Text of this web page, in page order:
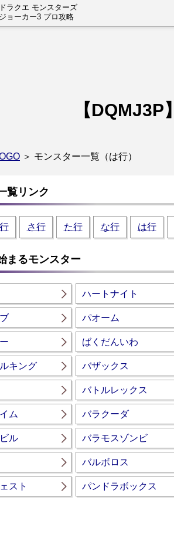
ドラクエ モンスターズ
ジョーカー3 プロ攻略
【DQMJ3P】
＞ モンスター一覧（は行）
覧リンク
さ行 た行 な行 は行
まるモンスター
ハートナイト
パオーム
ばくだんいわ
キング バザックス
バトルレックス
ム バラクーダ
ル バラモスゾンビ
バルボロス
スト パンドラボックス